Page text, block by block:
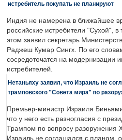
истребитель покупать не планируют
Индия не намерена в ближайшее
российские истребители "Сухой",
этом заявил секретарь
Раджеш Кумар Сингх. По его
сосредоточатся на модернизации
истребителей.
Нетаньяху заявил, что Израиль не
трамповского "Совета мира" по
Премьер-министр Израиля
что у него есть разногласия с
Трампом по вопросу разоружения
Израиль не соглашался с планом,